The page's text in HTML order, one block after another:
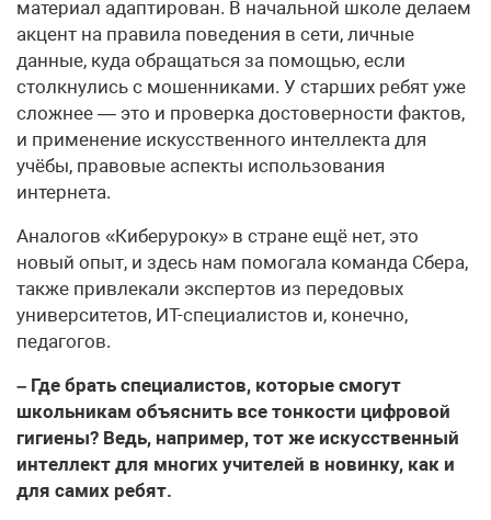
материал адаптирован. В начальной школе делаем
акцент на правила поведения в сети, личные
данные, куда обращаться за помощью, если
столкнулись с мошенниками. У старших ребят уже
сложнее — это и проверка достоверности фактов,
и применение искусственного интеллекта для
учёбы, правовые аспекты использования
интернета.
Аналогов «Киберуроку» в стране ещё нет, это
новый опыт, и здесь нам помогала команда Сбера,
также привлекали экспертов из передовых
университетов, ИТ-специалистов и, конечно,
педагогов.
– Где брать специалистов, которые смогут
школьникам объяснить все тонкости цифровой
гигиены? Ведь, например, тот же искусственный
интеллект для многих учителей в новинку, как и
для самих ребят.